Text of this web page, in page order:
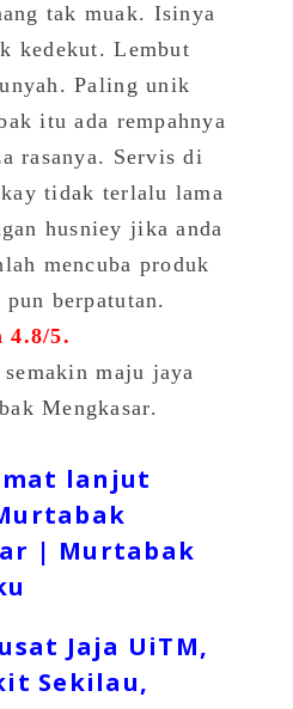
tak muak. Isinya
kedekut. Lembut
Paling unik
itu ada rempahnya
rasanya. Servis di
tidak terlalu lama
husniey jika anda
mencuba produk
berpatutan.
4.8/5.
semakin maju jaya
Mengkasar.
lanjut
| Murtabak
Jaja UiTM,
Sekilau,